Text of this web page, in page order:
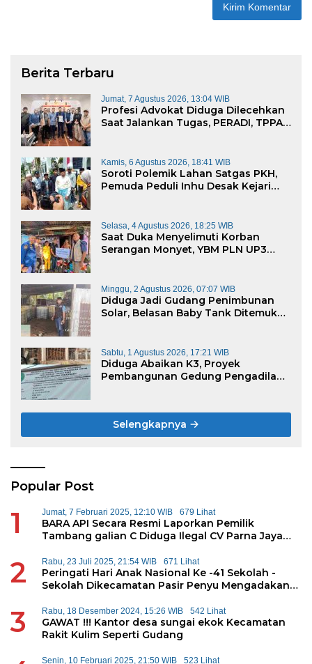
Berita Terbaru
Jumat, 7 Agustus 2026, 13:04 WIB
Profesi Advokat Diduga Dilecehkan
Saat Jalankan Tugas, PERADI, TPPA,
Kamis, 6 Agustus 2026, 18:41 WIB
Soroti Polemik Lahan Satgas PKH,
Pemuda Peduli Inhu Desak Kejari
Selasa, 4 Agustus 2026, 18:25 WIB
Saat Duka Menyelimuti Korban
Serangan Monyet, YBM PLN UP3
Minggu, 2 Agustus 2026, 07:07 WIB
Diduga Jadi Gudang Penimbunan
Solar, Belasan Baby Tank Ditemukan
Sabtu, 1 Agustus 2026, 17:21 WIB
Diduga Abaikan K3, Proyek
Pembangunan Gedung Pengadilan
Selengkapnya
Popular Post
1 Jumat, 7 Februari 2025, 12:10 WIB 679 Lihat
BARA API Secara Resmi Laporkan Pemilik
Tambang galian C Diduga Ilegal CV Parna Jaya
2 Rabu, 23 Juli 2025, 21:54 WIB 671 Lihat
Peringati Hari Anak Nasional Ke -41 Sekolah -
Sekolah Dikecamatan Pasir Penyu Mengadakan
3 Rabu, 18 Desember 2024, 15:26 WIB 542 Lihat
GAWAT !!! Kantor desa sungai ekok Kecamatan
Rakit Kulim Seperti Gudang
Senin, 10 Februari 2025, 21:50 WIB 523 Lihat